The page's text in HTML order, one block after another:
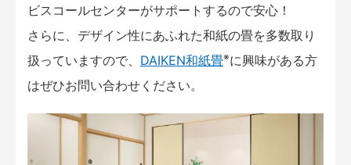
ビスコールセンターがサポートするので安心！
さらに、デザイン性にあふれた和紙の畳を多数取り
扱っていますので、 DAIKEN和紙畳※に興味がある方
はぜひお問い合わせください。